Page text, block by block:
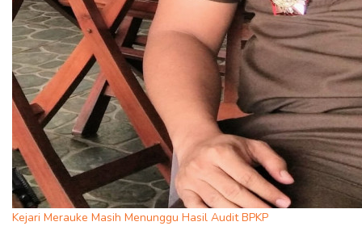
Kejari Merauke Masih Menunggu Hasil Audit BPKP